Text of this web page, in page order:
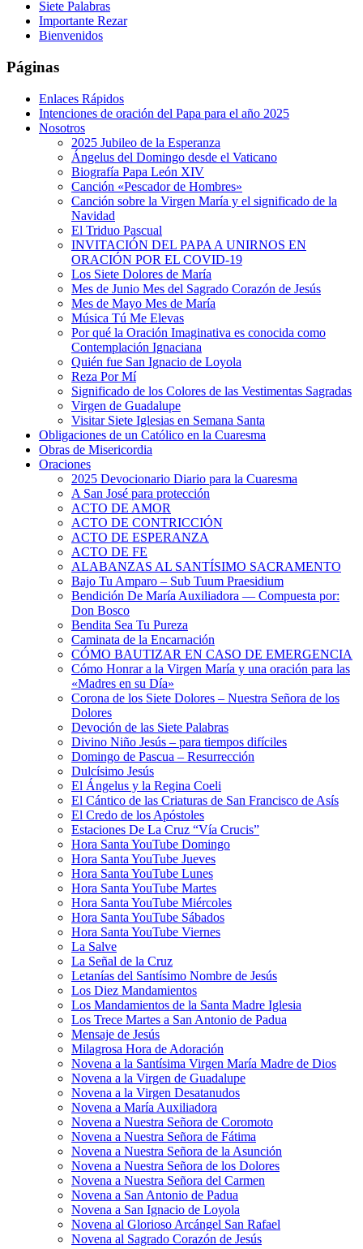
Siete Palabras
Importante Rezar
Bienvenidos
Páginas
Enlaces Rápidos
Intenciones de oración del Papa para el año 2025
Nosotros
2025 Jubileo de la Esperanza
Ángelus del Domingo desde el Vaticano
Biografía Papa León XIV
Canción «Pescador de Hombres»
Canción sobre la Virgen María y el significado de la
Navidad
El Triduo Pascual
INVITACIÓN DEL PAPA A UNIRNOS EN
ORACIÓN POR EL COVID-19
Los Siete Dolores de María
Mes de Junio Mes del Sagrado Corazón de Jesús
Mes de Mayo Mes de María
Música Tú Me Elevas
Por qué la Oración Imaginativa es conocida como
Contemplación Ignaciana
Quién fue San Ignacio de Loyola
Reza Por Mí
Significado de los Colores de las Vestimentas Sagradas
Virgen de Guadalupe
Visitar Siete Iglesias en Semana Santa
Obligaciones de un Católico en la Cuaresma
Obras de Misericordia
Oraciones
2025 Devocionario Diario para la Cuaresma
A San José para protección
ACTO DE AMOR
ACTO DE CONTRICCIÓN
ACTO DE ESPERANZA
ACTO DE FE
ALABANZAS AL SANTÍSIMO SACRAMENTO
Bajo Tu Amparo – Sub Tuum Praesidium
Bendición De María Auxiliadora — Compuesta por:
Don Bosco
Bendita Sea Tu Pureza
Caminata de la Encarnación
CÓMO BAUTIZAR EN CASO DE EMERGENCIA
Cómo Honrar a la Virgen María y una oración para las
«Madres en su Día»
Corona de los Siete Dolores – Nuestra Señora de los
Dolores
Devoción de las Siete Palabras
Divino Niño Jesús – para tiempos difíciles
Domingo de Pascua – Resurrección
Dulcísimo Jesús
El Ángelus y la Regina Coeli
El Cántico de las Criaturas de San Francisco de Asís
El Credo de los Apóstoles
Estaciones De La Cruz “Vía Crucis”
Hora Santa YouTube Domingo
Hora Santa YouTube Jueves
Hora Santa YouTube Lunes
Hora Santa YouTube Martes
Hora Santa YouTube Miércoles
Hora Santa YouTube Sábados
Hora Santa YouTube Viernes
La Salve
La Señal de la Cruz
Letanías del Santísimo Nombre de Jesús
Los Diez Mandamientos
Los Mandamientos de la Santa Madre Iglesia
Los Trece Martes a San Antonio de Padua
Mensaje de Jesús
Milagrosa Hora de Adoración
Novena a la Santísima Virgen María Madre de Dios
Novena a la Virgen de Guadalupe
Novena a la Virgen Desatanudos
Novena a María Auxiliadora
Novena a Nuestra Señora de Coromoto
Novena a Nuestra Señora de Fátima
Novena a Nuestra Señora de la Asunción
Novena a Nuestra Señora de los Dolores
Novena a Nuestra Señora del Carmen
Novena a San Antonio de Padua
Novena a San Ignacio de Loyola
Novena al Glorioso Arcángel San Rafael
Novena al Sagrado Corazón de Jesús